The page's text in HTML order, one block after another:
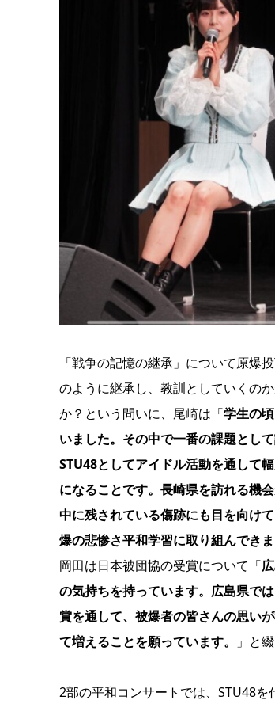
「戦争の記憶の継承」について原爆
のように継承し、教訓としていくの
か？という問いに、尾崎は「学生の
いました。その中で一番の課題とし
STU48としてアイドル活動を通して
になることです。長崎県を訪れる機
中に残されている傷跡にも目を向けて
爆の悲惨さ平和学習に取り組んでき
岡田は日本被団協の受賞について「
の気持ちを持っています。広島県で
賞を通して、被爆者の皆さんの思い
て増えることを願っています。
」と
2部の平和コンサートでは、STU48